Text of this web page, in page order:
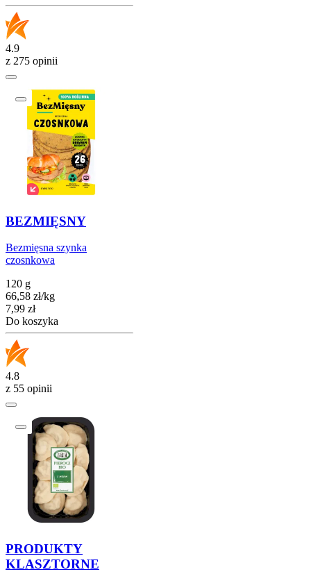
4.9
z 275 opinii
BEZMIĘSNY
Bezmięsna szynka
czosnkowa
120 g
66,58 zł/kg
Cena
7,99 zł
Do koszyka
4.8
z 55 opinii
PRODUKTY
KLASZTORNE